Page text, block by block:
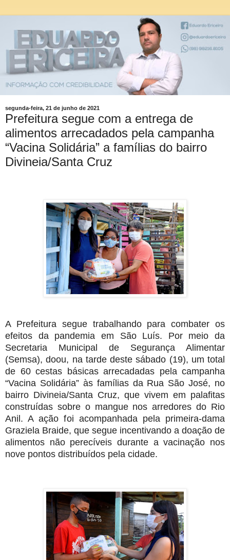
segunda-feira, 21 de junho de 2021
Prefeitura segue com a entrega de
alimentos arrecadados pela campanha
“Vacina Solidária” a famílias do bairro
Divineia/Santa Cruz
A Prefeitura segue trabalhando para combater os
efeitos da pandemia em São Luís. Por meio da
Secretaria Municipal de Segurança Alimentar
(Semsa), doou, na tarde deste sábado (19), um total
de 60 cestas básicas arrecadadas pela campanha
“Vacina Solidária” às famílias da Rua São José, no
bairro Divineia/Santa Cruz, que vivem em palafitas
construídas sobre o mangue nos arredores do Rio
Anil. A ação foi acompanhada pela primeira-dama
Graziela Braide, que segue incentivando a doação de
alimentos não perecíveis durante a vacinação nos
nove pontos distribuídos pela cidade.